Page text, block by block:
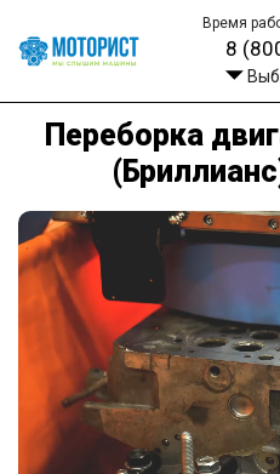
Время
8
Переборка